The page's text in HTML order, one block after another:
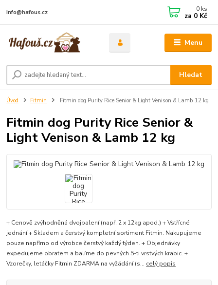
Menu
Hledat
info@hafous.cz 0 ks
za 0 Kč
Úvod Fitmin Fitmin dog Purity Rice Senior & Light Venison & Lamb 12 kg
Fitmin dog Purity Rice Senior &
Light Venison & Lamb 12 kg
+ Cenově zvýhodněná dvojbalení (např. 2 x 12kg apod.) + Vstřícné
jednání + Skladem a čerstvý kompletní sortiment Fitmin. Nakupujeme
pouze napřímo od výrobce čerstvý každý týden. + Objednávky
expedujeme obratem a balíme do pevných 5-ti vrstvých krabic. +
Vzorečky, letáčky Fitmin ZDARMA na vyžádání (s... celý popis